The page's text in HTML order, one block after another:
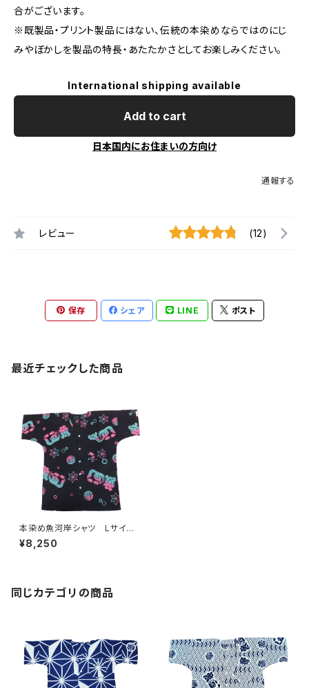
合がございます。
※既製品・プリント製品にはない、伝統の本染めならではのにじ
みやぼかしを製品の特長・あたたかさとしてお楽しみください。
International shipping available
Add to cart
日本国内にお住まいの方向け
通報する
レビュー (12)
保存 シェア LINE ポスト
最近チェックした商品
本染め魚河岸シャツ Lサイ
ズ 認定証付き 木綿晒 涼麻
柄 黒×ピンク水色グラデーショ
津 浜通り 港町
¥8,250
同じカテゴリの商品